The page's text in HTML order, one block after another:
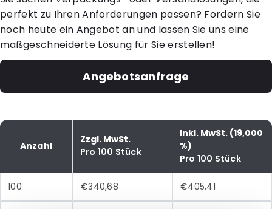
perfekt zu Ihren Anforderungen passen? Fordern Sie
noch heute ein Angebot an und lassen Sie uns eine
maßgeschneiderte Lösung für Sie erstellen!
Angebotsanfrage
Anzahl
Zzgl. MwSt.
Pro 100 Stück
Inkl. MwSt. (19,000
%)
Pro 100 Stück
100 €340,68 €405,41